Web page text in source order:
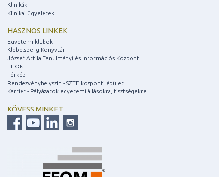
Klinikák
Klinikai ügyeletek
HASZNOS LINKEK
Egyetemi klubok
Klebelsberg Könyvtár
József Attila Tanulmányi és Információs Központ
EHÖK
Térkép
Rendezvényhelyszín - SZTE központi épület
Karrier - Pályázatok egyetemi állásokra, tisztségekre
KÖVESS MINKET